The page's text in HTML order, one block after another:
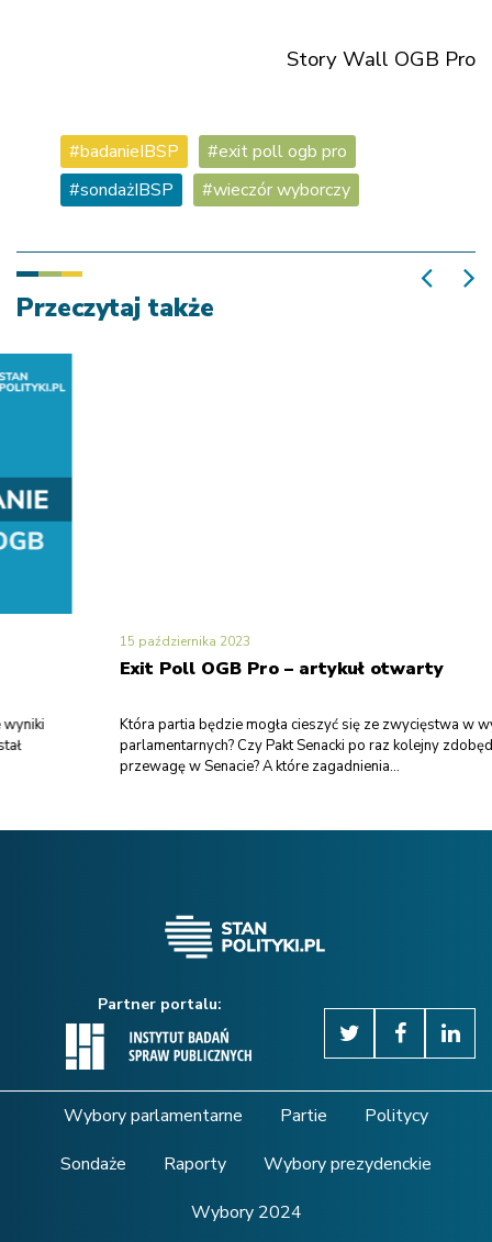
Story Wall OGB Pro
badanieIBSP
exit poll ogb pro
sondażIBSP
wieczór wyborczy
Przeczytaj także
15 października 2023
Exit Poll OGB Pro – artykuł otwarty
Która partia będzie mogła cieszyć się ze zwycięstwa w wyborach
parlamentarnych? Czy Pakt Senacki po raz kolejny zdobędzie
przewagę w Senacie? A które zagadnienia...
Partner portalu:
Wybory parlamentarne Partie
Politycy
Sondaże
Raporty
Wybory prezydenckie
Wybory 2024